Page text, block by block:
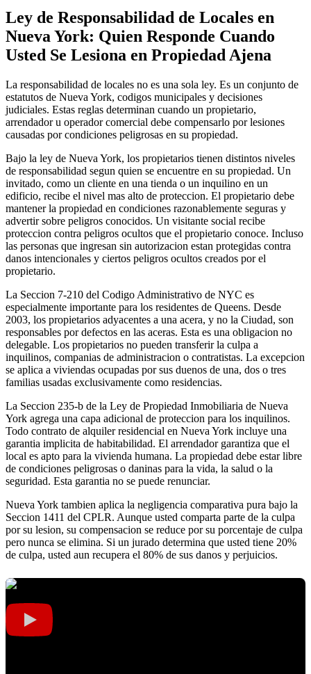
Ley de Responsabilidad de Locales en
Nueva York: Quien Responde Cuando
Usted Se Lesiona en Propiedad Ajena
La responsabilidad de locales no es una sola ley. Es un conjunto de
estatutos de Nueva York, codigos municipales y decisiones
judiciales. Estas reglas determinan cuando un propietario,
arrendador u operador comercial debe compensarlo por lesiones
causadas por condiciones peligrosas en su propiedad.
Bajo la ley de Nueva York, los propietarios tienen distintos niveles
de responsabilidad segun quien se encuentre en su propiedad. Un
invitado, como un cliente en una tienda o un inquilino en un
edificio, recibe el nivel mas alto de proteccion. El propietario debe
mantener la propiedad en condiciones razonablemente seguras y
advertir sobre peligros conocidos. Un visitante social recibe
proteccion contra peligros ocultos que el propietario conoce. Incluso
las personas que ingresan sin autorizacion estan protegidas contra
danos intencionales y ciertos peligros ocultos creados por el
propietario.
La Seccion 7-210 del Codigo Administrativo de NYC es
especialmente importante para los residentes de Queens. Desde
2003, los propietarios adyacentes a una acera, y no la Ciudad, son
responsables por defectos en las aceras. Esta es una obligacion no
delegable. Los propietarios no pueden transferir la culpa a
inquilinos, companias de administracion o contratistas. La excepcion
se aplica a viviendas ocupadas por sus duenos de una, dos o tres
familias usadas exclusivamente como residencias.
La Seccion 235-b de la Ley de Propiedad Inmobiliaria de Nueva
York agrega una capa adicional de proteccion para los inquilinos.
Todo contrato de alquiler residencial en Nueva York incluye una
garantia implicita de habitabilidad. El arrendador garantiza que el
local es apto para la vivienda humana. La propiedad debe estar libre
de condiciones peligrosas o daninas para la vida, la salud o la
seguridad. Esta garantia no se puede renunciar.
Nueva York tambien aplica la negligencia comparativa pura bajo la
Seccion 1411 del CPLR. Aunque usted comparta parte de la culpa
por su lesion, su compensacion se reduce por su porcentaje de culpa
pero nunca se elimina. Si un jurado determina que usted tiene 20%
de culpa, usted aun recupera el 80% de sus danos y perjuicios.